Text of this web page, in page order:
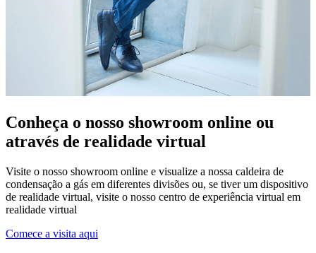
Conheça o nosso showroom online ou
através de realidade virtual
Visite o nosso showroom online e visualize a nossa caldeira de
condensação a gás em diferentes divisões ou, se tiver um dispositivo
de realidade virtual, visite o nosso centro de experiência virtual em
realidade virtual
Comece a visita aqui